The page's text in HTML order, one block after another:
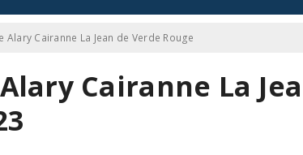
Alary Cairanne La Jean de Verde Rouge
Cairanne La